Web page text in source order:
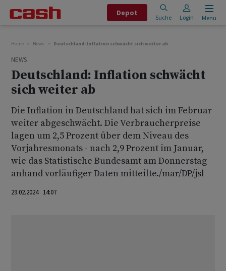
Depot
Suche Login Menu
Home News Deutschland: Inflation schwächt sich weiter ab
NEWS
Deutschland: Inflation schwächt
sich weiter ab
Die Inflation in Deutschland hat sich im Februar
weiter abgeschwächt. Die Verbraucherpreise
lagen um 2,5 Prozent über dem Niveau des
Vorjahresmonats - nach 2,9 Prozent im Januar,
wie das Statistische Bundesamt am Donnerstag
anhand vorläufiger Daten mitteilte./mar/DP/jsl
29.02.2024 14:07